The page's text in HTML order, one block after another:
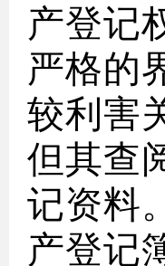
产登记
严格的
较利害
但其查
记资料
产登记